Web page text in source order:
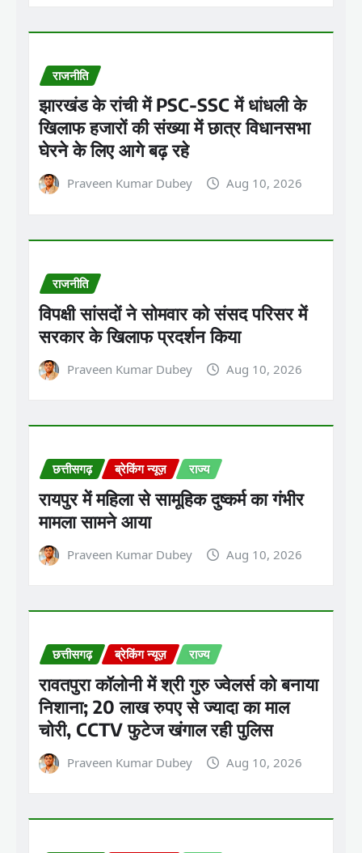
राजनीति
झारखंड के रांची में PSC-SSC में धांधली के
खिलाफ हजारों की संख्या में छात्र विधानसभा
घेरने के लिए आगे बढ़ रहे
Praveen Kumar Dubey Aug 10, 2026
राजनीति
विपक्षी सांसदों ने सोमवार को संसद परिसर में
सरकार के खिलाफ प्रदर्शन किया
Praveen Kumar Dubey Aug 10, 2026
छत्तीसगढ़ ब्रेकिंग न्यूज़ राज्य
रायपुर में महिला से सामूहिक दुष्कर्म का गंभीर
मामला सामने आया
Praveen Kumar Dubey Aug 10, 2026
छत्तीसगढ़ ब्रेकिंग न्यूज़ राज्य
रावतपुरा कॉलोनी में श्री गुरु ज्वेलर्स को बनाया
निशाना; 20 लाख रुपए से ज्यादा का माल
चोरी, CCTV फुटेज खंगाल रही पुलिस
Praveen Kumar Dubey Aug 10, 2026